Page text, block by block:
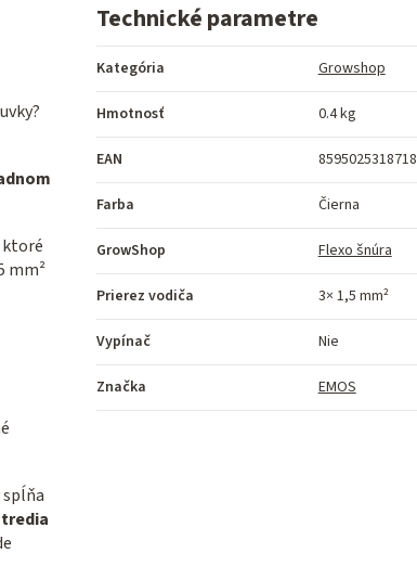
ktoré
mm²
Technické parametre
Kategória Growshop
Hmotnosť 0.4 kg
EAN 8595025318718
Farba Čierna
GrowShop Flexo šnúra
Prierez vodiča 3× 1,5 mm²
Vypínač Nie
Značka EMOS